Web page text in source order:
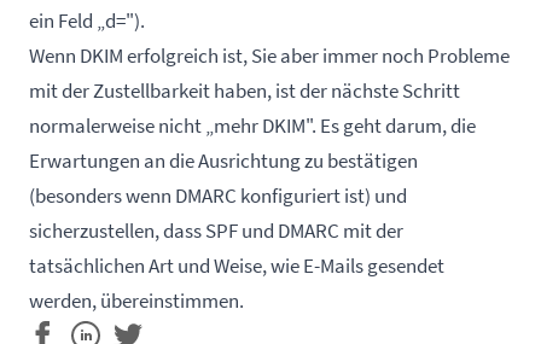
ein Feld „d=").
Wenn DKIM erfolgreich ist, Sie aber immer noch Probleme
mit der Zustellbarkeit haben, ist der nächste Schritt
normalerweise nicht „mehr DKIM". Es geht darum, die
Erwartungen an die Ausrichtung zu bestätigen
(besonders wenn DMARC konfiguriert ist) und
sicherzustellen, dass SPF und DMARC mit der
tatsächlichen Art und Weise, wie E-Mails gesendet
werden, übereinstimmen.